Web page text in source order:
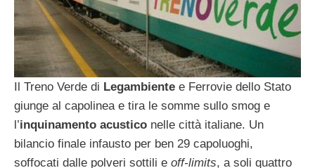
Il Treno Verde di Legambiente e Ferrovie dello Stato
giunge al capolinea e tira le somme sullo smog e
l’inquinamento acustico nelle città italiane. Un
bilancio finale infausto per ben 29 capoluoghi,
soffocati dalle polveri sottili e off-limits, a soli quattro